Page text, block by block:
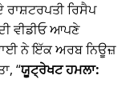
ਰਿਸੈਪ
ਵੀਡੀਓ ਆਪਣੇ
ਨੇ ਇੱਕ ਅਰਬ ਨਿਊਜ਼
ਯੂਟ੍ਰੇਖਟ ਹਮਲਾ: